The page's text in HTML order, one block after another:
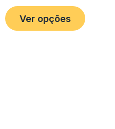
Ver opções